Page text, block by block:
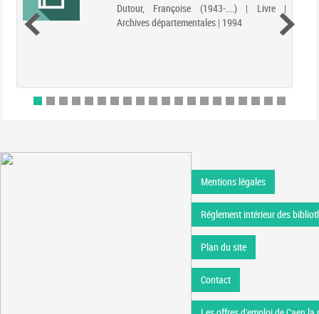
Dutour, Françoise (1943-....) | Livre |
Archives départementales | 1994
Mentions légales
Réglement intérieur des
Plan du site
Contact